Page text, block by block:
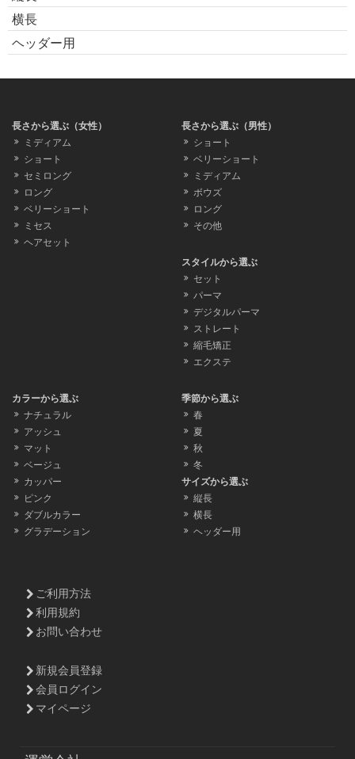
横長
ヘッダー用
長さから選ぶ（女性）
ミディアム
ショート
セミロング
ロング
ベリーショート
ミセス
ヘアセット
長さから選ぶ（男性）
ショート
ベリーショート
ミディアム
ボウズ
ロング
その他
スタイルから選ぶ
セット
パーマ
デジタルパーマ
ストレート
縮毛矯正
エクステ
カラーから選ぶ
ナチュラル
アッシュ
マット
ベージュ
カッパー
ピンク
ダブルカラー
グラデーション
季節から選ぶ
春
夏
秋
冬
サイズから選ぶ
縦長
横長
ヘッダー用
ご利用方法
利用規約
お問い合わせ
新規会員登録
会員ログイン
マイページ